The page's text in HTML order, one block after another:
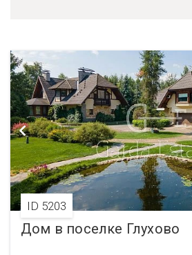
ID 5203
Дом в поселке Глухово